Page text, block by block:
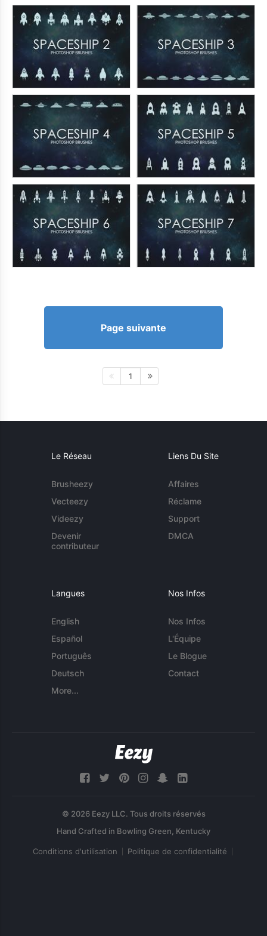
Page suivante
1
Le Réseau
Brusheezy
Vecteezy
Videezy
Devenir
contributeur
Liens Du Site
Affaires
Réclame
Support
DMCA
Langues
English
Español
Português
Deutsch
More...
Nos Infos
Nos Infos
L'Équipe
Le Blogue
Contact
© 2026 Eezy LLC. Tous droits réservés
Conditions d'utilisation Politique de confidentialité